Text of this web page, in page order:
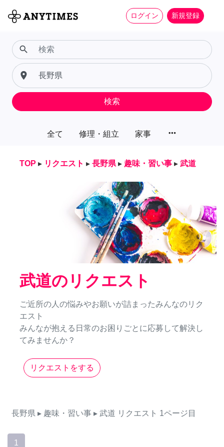
ログイン 新規登録
全て 修理・組立 家事 more_horiz
search
place
検索
TOP ▸ リクエスト ▸ 長野県 ▸ 趣味・習い事 ▸ 武道
武道のリクエスト
ご近所の人の悩みやお願いが詰まったみんなのリク
エスト
みんなが抱える日常のお困りごとに応募して解決し
てみませんか？
リクエストをする
長野県 ▸ 趣味・習い事 ▸ 武道 リクエスト 1ページ目
1